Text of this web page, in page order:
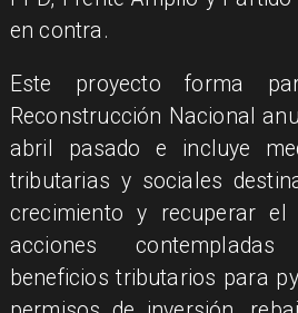
en contra.
Este proyecto forma
Reconstrucción Nacional
abril pasado e incluye
tributarias y sociales
crecimiento y recuperar
acciones
beneficios tributarios para